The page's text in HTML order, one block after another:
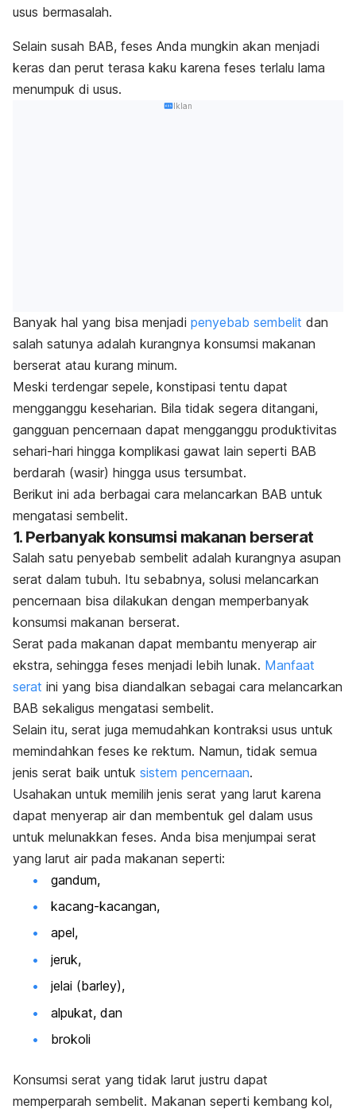
usus bermasalah.
Selain susah BAB, feses Anda mungkin akan menjadi
keras dan perut terasa kaku karena feses terlalu lama
menumpuk di usus.
Iklan
Banyak hal yang bisa menjadi penyebab sembelit dan
salah satunya adalah kurangnya konsumsi makanan
berserat atau kurang minum.
Meski terdengar sepele, konstipasi tentu dapat
mengganggu keseharian. Bila tidak segera ditangani,
gangguan pencernaan dapat mengganggu produktivitas
sehari-hari hingga komplikasi gawat lain seperti BAB
berdarah (wasir) hingga usus tersumbat.
Berikut ini ada berbagai cara melancarkan BAB untuk
mengatasi sembelit.
1. Perbanyak konsumsi makanan berserat
Salah satu penyebab sembelit adalah kurangnya asupan
serat dalam tubuh. Itu sebabnya, solusi melancarkan
pencernaan bisa dilakukan dengan memperbanyak
konsumsi makanan berserat.
Serat pada makanan dapat membantu menyerap air
ekstra, sehingga feses menjadi lebih lunak. Manfaat
serat ini yang bisa diandalkan sebagai cara melancarkan
BAB sekaligus mengatasi sembelit.
Selain itu, serat juga memudahkan kontraksi usus untuk
memindahkan feses ke rektum. Namun, tidak semua
jenis serat baik untuk sistem pencernaan.
Usahakan untuk memilih jenis serat yang larut karena
dapat menyerap air dan membentuk gel dalam usus
untuk melunakkan feses. Anda bisa menjumpai serat
yang larut air pada makanan seperti:
gandum,
kacang-kacangan,
apel,
jeruk,
jelai (barley),
alpukat, dan
brokoli
Konsumsi serat yang tidak larut justru dapat
memperparah sembelit. Makanan seperti kembang kol,